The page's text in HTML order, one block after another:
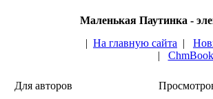
Маленькая Паутинка -
| На главную сайта |
|
Для авторов